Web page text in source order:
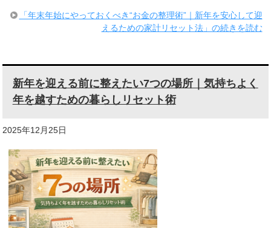
「年末年始にやっておくべき“お金の整理術”｜新年を安心して迎
えるための家計リセット法」の続きを読む
新年を迎える前に整えたい7つの場所｜気持ちよく
年を越すための暮らしリセット術
2025年12月25日